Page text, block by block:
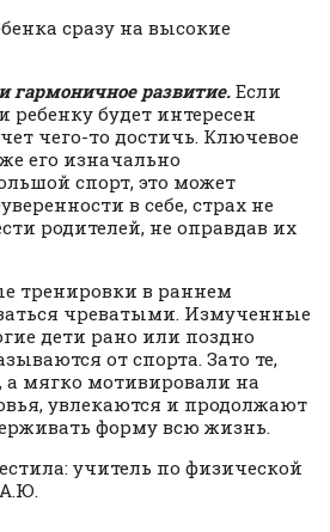
сразу на высокие
гармоничное развитие. Если
ребенку будет интересен
чего-то достичь. Ключевое
его изначально
спорт, это может
в себе, страх не
родителей, не оправдав их
тренировки в раннем
чреватыми. Измученные
дети рано или поздно
от спорта. Зато те,
а мягко мотивировали на
увлекаются и продолжают
форму всю жизнь.
учитель по физической